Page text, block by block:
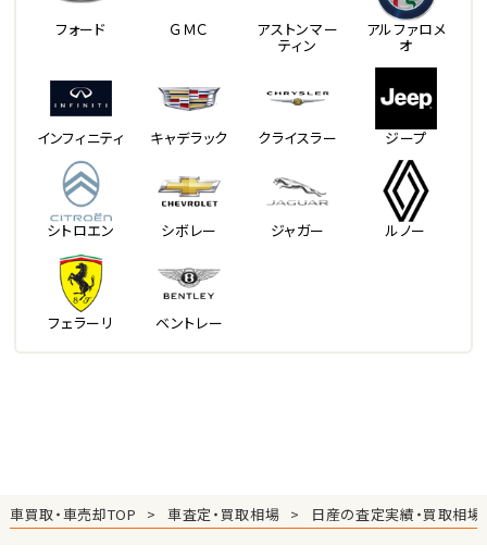
フォード ＧＭＣ アストンマー
ティン
アルファロメ
オ
インフィニティ キャデラック クライスラー ジープ
シトロエン シボレー ジャガー ルノー
フェラーリ ベントレー
車買取・車売却TOP 車査定・買取相場 日産の査定実績・買取相場